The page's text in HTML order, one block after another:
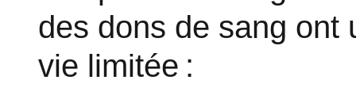
des dons de sang ont
vie limitée :